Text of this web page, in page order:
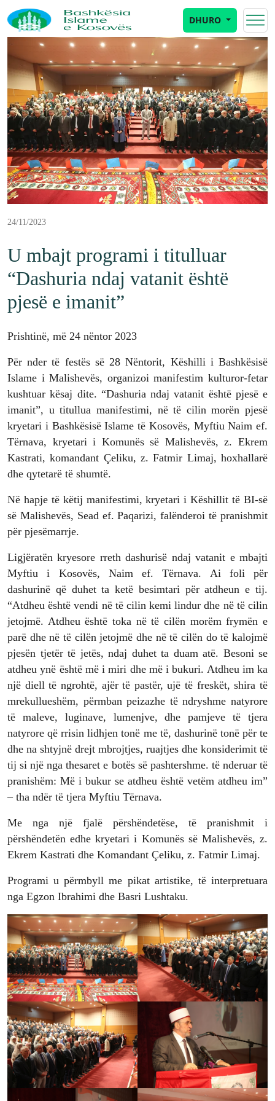
DHURO
24/11/2023
U mbajt programi i titulluar
“Dashuria ndaj vatanit është
pjesë e imanit”
Prishtinë, më 24 nëntor 2023
Për nder të festës së 28 Nëntorit, Këshilli i Bashkësisë
Islame i Malishevës, organizoi manifestim kulturor-fetar
kushtuar kësaj dite. “Dashuria ndaj vatanit është pjesë e
imanit”, u titullua manifestimi, në të cilin morën pjesë
kryetari i Bashkësisë Islame të Kosovës, Myftiu Naim ef.
Tërnava, kryetari i Komunës së Malishevës, z. Ekrem
Kastrati, komandant Çeliku, z. Fatmir Limaj, hoxhallarë
dhe qytetarë të shumtë.
Në hapje të këtij manifestimi, kryetari i Këshillit të BI-së
së Malishevës, Sead ef. Paqarizi, falënderoi të pranishmit
për pjesëmarrje.
Ligjëratën kryesore rreth dashurisë ndaj vatanit e mbajti
Myftiu i Kosovës, Naim ef. Tërnava. Ai foli për
dashurinë që duhet ta ketë besimtari për atdheun e tij.
“Atdheu është vendi në të cilin kemi lindur dhe në të cilin
jetojmë. Atdheu është toka në të cilën morëm frymën e
parë dhe në të cilën jetojmë dhe në të cilën do të kalojmë
pjesën tjetër të jetës, ndaj duhet ta duam atë. Besoni se
atdheu ynë është më i miri dhe më i bukuri. Atdheu im ka
një diell të ngrohtë, ajër të pastër, ujë të freskët, shira të
mrekullueshëm, përmban peizazhe të ndryshme natyrore
të maleve, luginave, lumenjve, dhe pamjeve të tjera
natyrore që rrisin lidhjen tonë me të, dashurinë tonë për te
dhe na shtyjnë drejt mbrojtjes, ruajtjes dhe konsiderimit të
tij si një nga thesaret e botës së pashtershme. të nderuar të
pranishëm: Më i bukur se atdheu është vetëm atdheu im”
– tha ndër të tjera Myftiu Tërnava.
Me nga një fjalë përshëndetëse, të pranishmit i
përshëndetën edhe kryetari i Komunës së Malishevës, z.
Ekrem Kastrati dhe Komandant Çeliku, z. Fatmir Limaj.
Programi u përmbyll me pikat artistike, të interpretuara
nga Egzon Ibrahimi dhe Basri Lushtaku.